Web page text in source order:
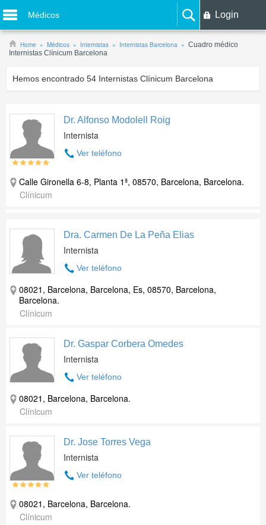
Médicos Login
Home Médicos Internistas Internistas Barcelona
Cuadro médico
Internistas Clínicum Barcelona
Hemos encontrado 54 Internistas Clínicum Barcelona
Dr. Alfonso Modolell Roig
Internista
Ver teléfono
Calle Gironella 6-8, Planta 1ª, 08570, Barcelona, Barcelona.
Clínicum
Dra. Carmen De La Peña Elias
Internista
Ver teléfono
08021, Barcelona, Barcelona, Es, 08570, Barcelona,
Barcelona.
Clínicum
Dr. Gaspar Corbera Omedes
Internista
Ver teléfono
08021, Barcelona, Barcelona.
Clínicum
Dr. Jose Torres Vega
Internista
Ver teléfono
08021, Barcelona, Barcelona.
Clínicum